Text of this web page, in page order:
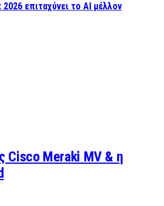
επιταχύνει το AI μέλλον
Cisco Meraki MV & η